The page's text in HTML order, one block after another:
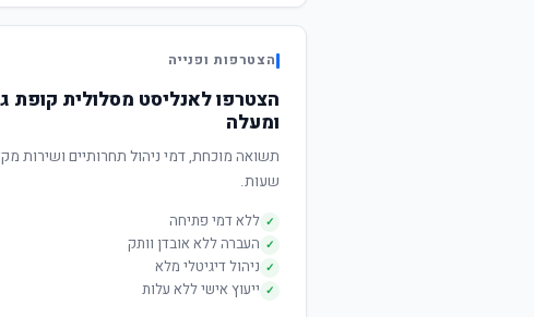
הצטרפות ופנייה
ומעלה
שעות.
✓ ללא דמי פתיחה
✓ העברה ללא אובדן וותק
✓ ניהול דיגיטלי מלא
✓ ייעוץ אישי ללא עלות